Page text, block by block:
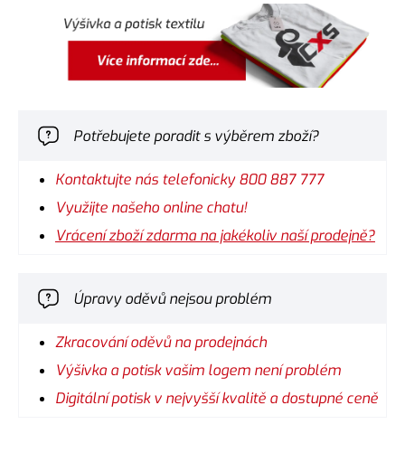
Potřebujete poradit s výběrem zboží?
Kontaktujte nás telefonicky 800 887 777
Využijte našeho online chatu!
Vrácení zboží zdarma na jakékoliv naší prodejně?
Úpravy oděvů nejsou problém
Zkracování oděvů na prodejnách
Výšivka a potisk vašim logem není problém
Digitální potisk v nejvyšší kvalitě a dostupné ceně